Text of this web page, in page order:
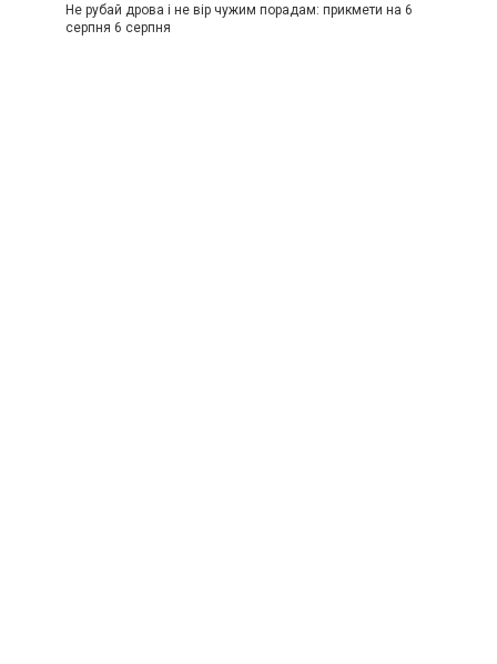
Не рубай дрова і не вір чужим порадам: прикмети на 6
серпня 6 серпня